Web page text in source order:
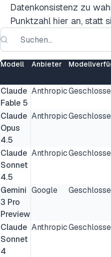
Datenkonsistenz zu
Punktzahl hier an, statt
Modell Anbieter
Claude
Fable 5
Anthropic
Claude
Opus
4.5
Anthropic
Claude
Sonnet
4.5
Anthropic
Gemini
3 Pro
Preview
Google
Claude
Sonnet
4
Anthropic